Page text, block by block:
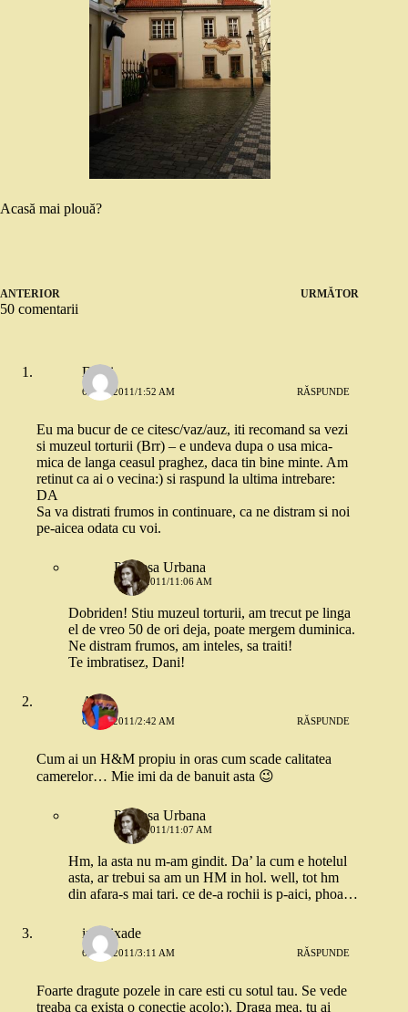
Acasă mai plouă?
ANTERIOR URMĂTOR
50 comentarii
Danii
6 MAI 2011/1:52 AM RĂSPUNDE
Eu ma bucur de ce citesc/vaz/auz, iti recomand sa vezi
si muzeul torturii (Brr) – e undeva dupa o usa mica-
mica de langa ceasul praghez, daca tin bine minte. Am
retinut ca ai o vecina:) si raspund la ultima intrebare:
DA
Sa va distrati frumos in continuare, ca ne distram si noi
pe-aicea odata cu voi.
Printesa Urbana
6 MAI 2011/11:06 AM
Dobriden! Stiu muzeul torturii, am trecut pe linga
el de vreo 50 de ori deja, poate mergem duminica.
Ne distram frumos, am inteles, sa traiti!
Te imbratisez, Dani!
A.O.
6 MAI 2011/2:42 AM RĂSPUNDE
Cum ai un H&M propiu in oras cum scade calitatea
camerelor… Mie imi da de banuit asta 😉
Printesa Urbana
6 MAI 2011/11:07 AM
Hm, la asta nu m-am gindit. Da’ la cum e hotelul
asta, ar trebui sa am un HM in hol. well, tot hm
din afara-s mai tari. ce de-a rochii is p-aici, phoa…
ina bixade
6 MAI 2011/3:11 AM RĂSPUNDE
Foarte dragute pozele in care esti cu sotul tau. Se vede
treaba ca exista o conectie acolo:). Draga mea, tu ai